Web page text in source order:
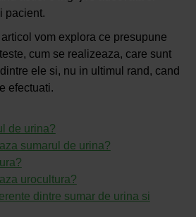
pacient.
vom explora ce presupune
cum se realizeaza, care sunt
ele si, nu in ultimul rand, cand
efectuati.
de urina?
sumarul de urina?
urocultura?
dintre sumar de urina si